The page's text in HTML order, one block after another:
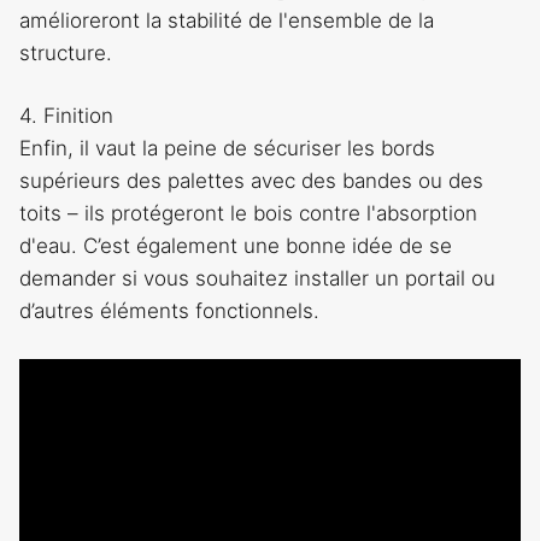
amélioreront la stabilité de l'ensemble de la
structure.
4. Finition
Enfin, il vaut la peine de sécuriser les bords
supérieurs des palettes avec des bandes ou des
toits – ils protégeront le bois contre l'absorption
d'eau. C’est également une bonne idée de se
demander si vous souhaitez installer un portail ou
d’autres éléments fonctionnels.